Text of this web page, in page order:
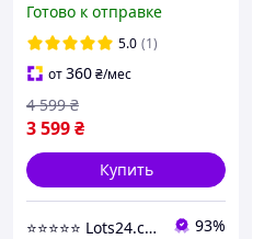
IIIA твердая для
плитоноски бронежилета
Готово к отправке
5.0 (1)
от360₴/мес
3 599₴
4 599 ₴
Купить
⭐️⭐️⭐️⭐️⭐️ Lots24.com.ua 93%